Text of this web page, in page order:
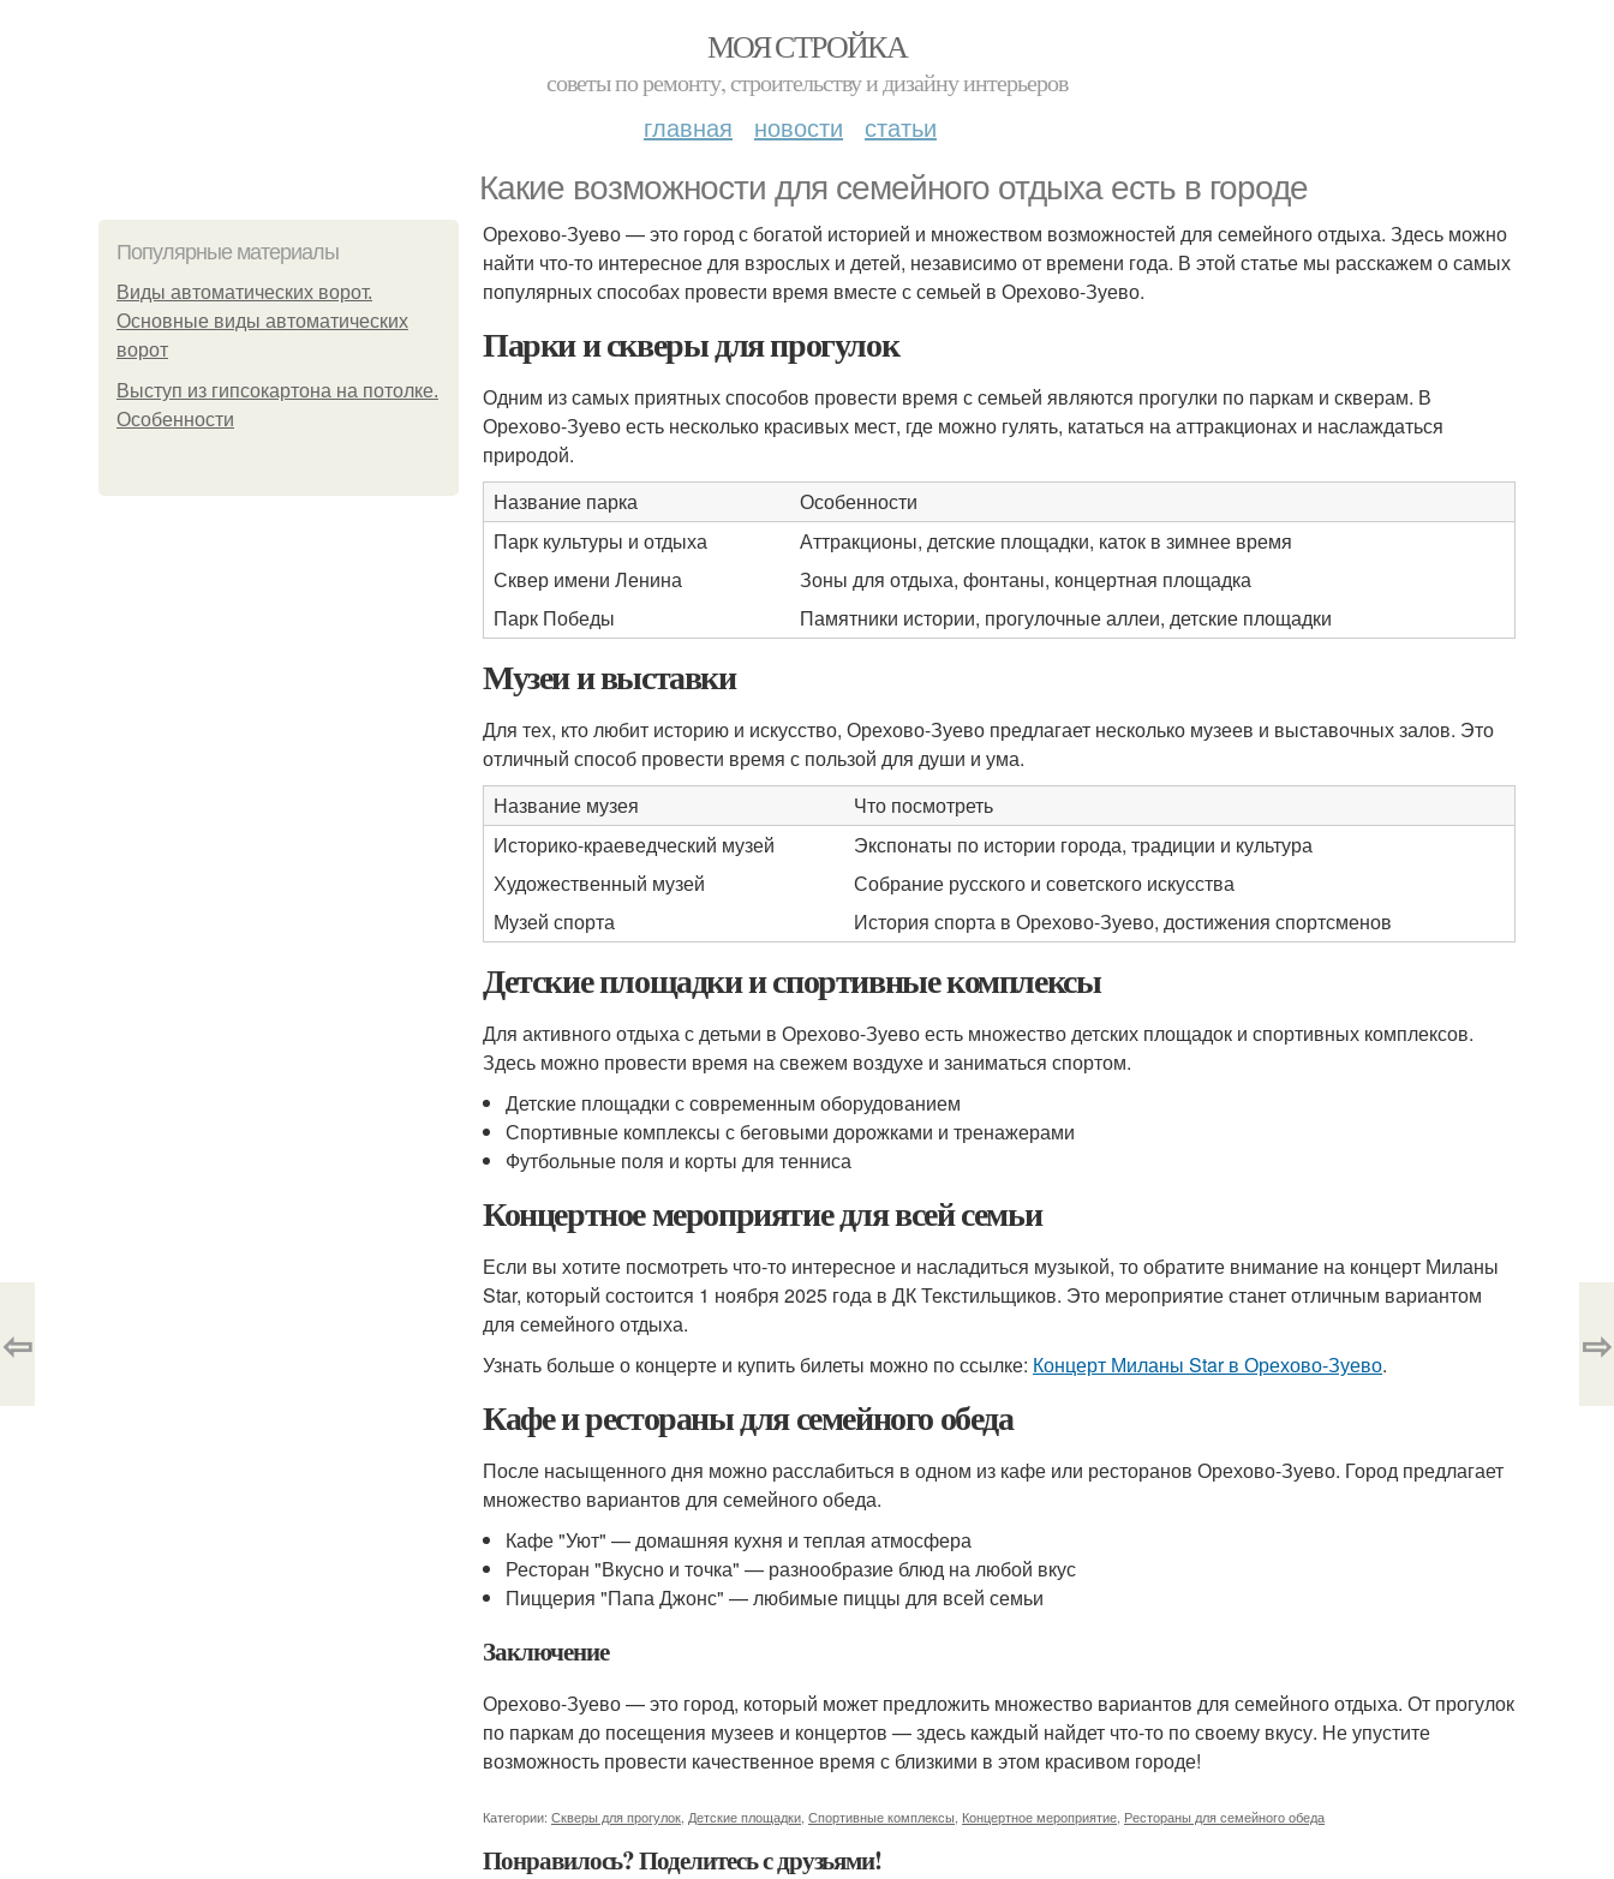
МОЯ СТРОЙКА
советы по ремонту, строительству и дизайну интерьеров
главная новости статьи
Какие возможности для семейного отдыха есть в городе
Популярные материалы
Виды автоматических ворот.
Основные виды автоматических
ворот
Выступ из гипсокартона на потолке.
Особенности
Орехово-Зуево — это город с богатой историей и множеством возможностей для семейного отдыха. Здесь можно
найти что-то интересное для взрослых и детей, независимо от времени года. В этой статье мы расскажем о самых
популярных способах провести время вместе с семьей в Орехово-Зуево.
Парки и скверы для прогулок
Одним из самых приятных способов провести время с семьей являются прогулки по паркам и скверам. В
Орехово-Зуево есть несколько красивых мест, где можно гулять, кататься на аттракционах и наслаждаться
природой.
Название парка
Особенности
Парк культуры и отдыха
Аттракционы, детские площадки, каток в зимнее время
Сквер имени Ленина
Зоны для отдыха, фонтаны, концертная площадка
Парк Победы
Памятники истории, прогулочные аллеи, детские площадки
Музеи и выставки
Для тех, кто любит историю и искусство, Орехово-Зуево предлагает несколько музеев и выставочных залов. Это
отличный способ провести время с пользой для души и ума.
Название музея
Что посмотреть
Историко-краеведческий музей
Экспонаты по истории города, традиции и культура
Художественный музей
Собрание русского и советского искусства
Музей спорта
История спорта в Орехово-Зуево, достижения спортсменов
Детские площадки и спортивные комплексы
Для активного отдыха с детьми в Орехово-Зуево есть множество детских площадок и спортивных комплексов.
Здесь можно провести время на свежем воздухе и заниматься спортом.
Детские площадки с современным оборудованием
Спортивные комплексы с беговыми дорожками и тренажерами
Футбольные поля и корты для тенниса
Концертное мероприятие для всей семьи
Если вы хотите посмотреть что-то интересное и насладиться музыкой, то обратите внимание на концерт Миланы
Star, который состоится 1 ноября 2025 года в ДК Текстильщиков. Это мероприятие станет отличным вариантом
для семейного отдыха.
Узнать больше о концерте и купить билеты можно по ссылке: Концерт Миланы Star в Орехово-Зуево.
Кафе и рестораны для семейного обеда
После насыщенного дня можно расслабиться в одном из кафе или ресторанов Орехово-Зуево. Город предлагает
множество вариантов для семейного обеда.
Кафе "Уют" — домашняя кухня и теплая атмосфера
Ресторан "Вкусно и точка" — разнообразие блюд на любой вкус
Пиццерия "Папа Джонс" — любимые пиццы для всей семьи
Заключение
Орехово-Зуево — это город, который может предложить множество вариантов для семейного отдыха. От прогулок
по паркам до посещения музеев и концертов — здесь каждый найдет что-то по своему вкусу. Не упустите
возможность провести качественное время с близкими в этом красивом городе!
Категории: Скверы для прогулок Детские площадки Спортивные комплексы Концертное мероприятие Рестораны для семейного обеда
Понравилось? Поделитесь с друзьями!
⇦ ⇨